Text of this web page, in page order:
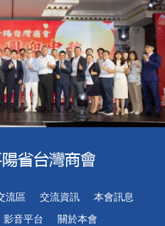
流區 交流資訊
本會訊息
影音平台 關於本會